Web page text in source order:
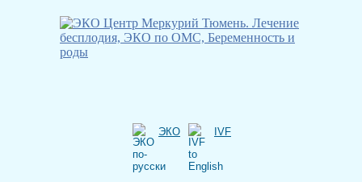
ЭКО IVF